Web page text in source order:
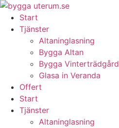
Skip
content
Start
Tjänster
Altaninglasning
Bygga Altan
Bygga Vinterträdgård
Glasa in Veranda
Offert
Start
Tjänster
Altaninglasning